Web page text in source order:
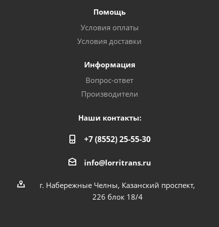
Помощь
Условия оплаты
Условия доставки
Информация
Вопрос-ответ
Производители
Наши контакты:
+7 (8552) 25-55-30
info@lorritrans.ru
г. Набережные Челны, Казанский проспект,
226 блок 18/4